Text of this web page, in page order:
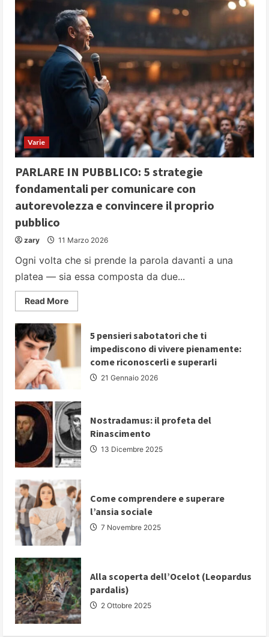
Varie
PARLARE IN PUBBLICO: 5 strategie
fondamentali per comunicare con
autorevolezza e convincere il proprio
pubblico
zary 11 Marzo 2026
Ogni volta che si prende la parola davanti a una
platea — sia essa composta da due...
Read MoreRead
more
PARLARE
IN
PUBBLICO:
strategie
fondamentali
comunicare
autorevolezza
e
convincere
il
proprio
pubblico
5 pensieri sabotatori che ti
impediscono di vivere pienamente:
come riconoscerli e superarli
21 Gennaio 2026
Nostradamus: il profeta del
Rinascimento
13 Dicembre 2025
Come comprendere e superare
l’ansia sociale
7 Novembre 2025
Alla scoperta dell’Ocelot (Leopardus
pardalis)
2 Ottobre 2025